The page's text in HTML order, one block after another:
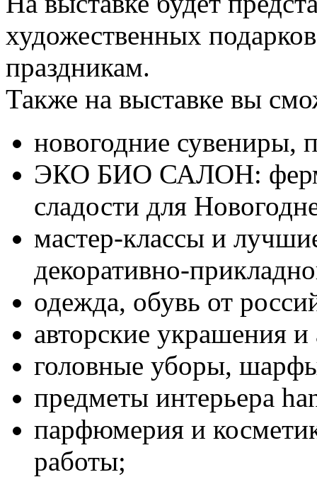
художественных
праздникам.
Также на выставке вы
новогодние сувениры,
ЭКО БИО САЛОН:
сладости для
мастер-классы и
декоративно-
одежда, обувь от
авторские украшения и
головные уборы,
предметы интерьера
парфюмерия и
работы;